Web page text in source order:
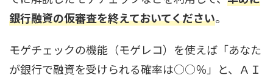
銀行融資の仮審査を終えておいてください。
モゲチェックの機能（モゲレコ）を使えば「あなた
が銀行で融資を受けられる確率は○○％」と、ＡＩ